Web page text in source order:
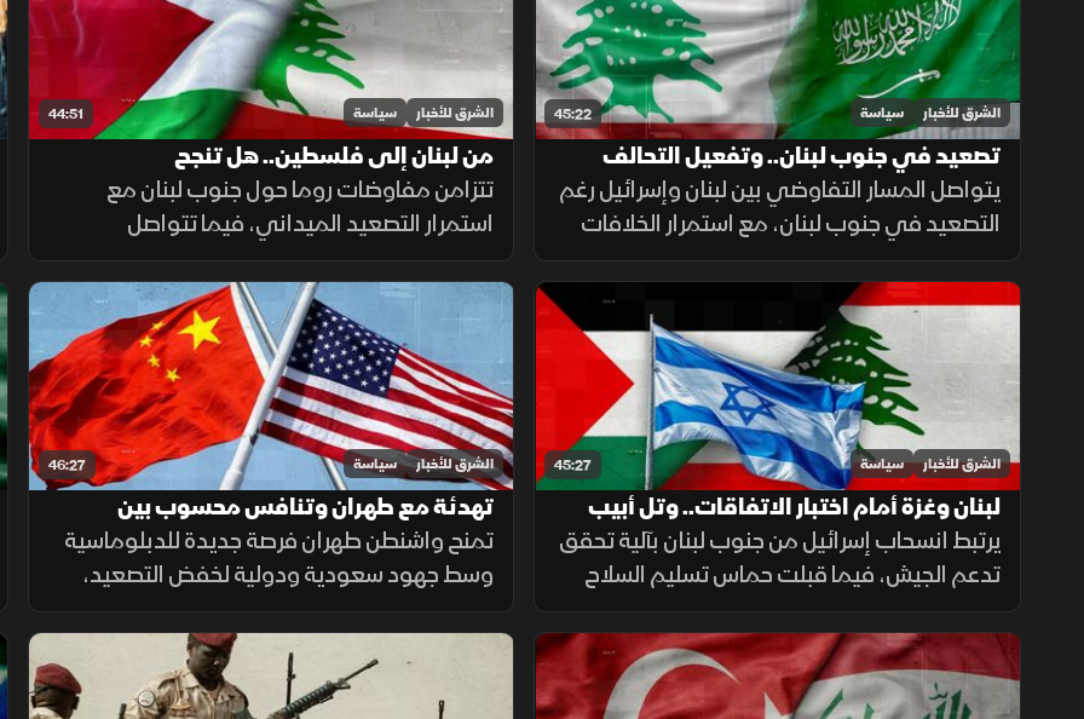
45:22 الشرق للأخبار سياسة
تصعيد في جنوب لبنان.. وتفعيل التحالف
البحري في السعودية
يتواصل المسار التفاوضي بين لبنان وإسرائيل رغم
التصعيد في جنوب لبنان، مع استمرار الخلافات
حول الملفات الأمنية والحدودية، بالتزامن مع بدء
تفعيل التحالف البحري في السعودية لتعزيز أمن
الملاحة.
44:51 الشرق للأخبار سياسة
من لبنان إلى فلسطين.. هل تنجح
الدبلوماسية العربية في مواجهة التصعيد
الإسرائيلي؟
تتزامن مفاوضات روما حول جنوب لبنان مع
استمرار التصعيد الميداني، فيما تتواصل
التحركات العربية والدولية بشأن القدس، وسط
تعثر اتفاق غزة وتصاعد التوتر في الضفة الغربية.
45:27 الشرق للأخبار سياسة
لبنان وغزة أمام اختبار الاتفاقات.. وتل أبيب
تمسك بمفتاح التنفيذ
يرتبط انسحاب إسرائيل من جنوب لبنان بآلية تحقق
تدعم الجيش، فيما قبلت حماس تسليم السلاح
تحت ضغط إنساني ووساطات. ويبقى نجاح
المسارين مرهونا بالضغط الأميركي على تل أبيب.
46:27 الشرق للأخبار سياسة
تهدئة مع طهران وتنافس محسوب بين
واشنطن وبكين
تمنح واشنطن طهران فرصة جديدة للدبلوماسية
وسط جهود سعودية ودولية لخفض التصعيد،
بينما تعود التوترات الأميركية الصينية إلى
الواجهة مع رسائل حازمة بشأن تايوان.